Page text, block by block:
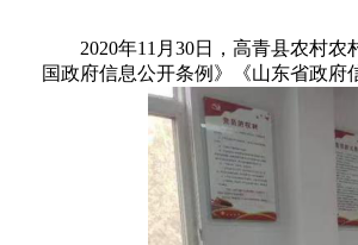
2020年11月30日，高青县农村
国政府信息公开条例》《山东省政